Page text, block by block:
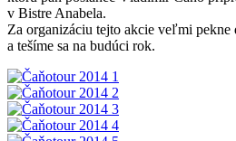
v Bistre Anabela.
Za organizáciu tejto akcie veľmi pekne
a tešíme sa na budúci rok.